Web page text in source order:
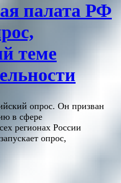
палата РФ
теме
опрос. Он призван
в сфере
регионах России
опрос,